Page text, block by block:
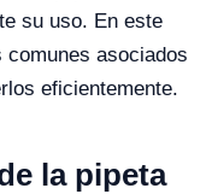
su uso. En este
asociados
eficientemente.
la pipeta